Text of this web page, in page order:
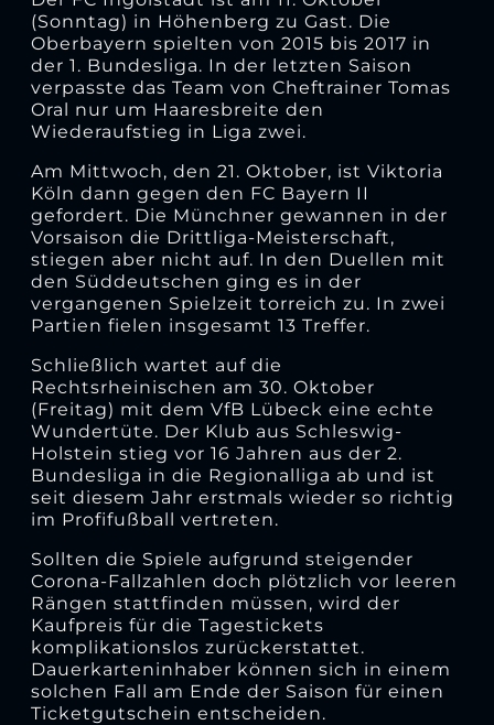
(Sonntag) in Höhenberg zu Gast. Die
Oberbayern spielten von 2015 bis 2017 in
der 1. Bundesliga. In der letzten Saison
verpasste das Team von Cheftrainer Tomas
Oral nur um Haaresbreite den
Wiederaufstieg in Liga zwei.
Am Mittwoch, den 21. Oktober, ist Viktoria
Köln dann gegen den FC Bayern II
gefordert. Die Münchner gewannen in der
Vorsaison die Drittliga-Meisterschaft,
stiegen aber nicht auf. In den Duellen mit
den Süddeutschen ging es in der
vergangenen Spielzeit torreich zu. In zwei
Partien fielen insgesamt 13 Treffer.
Schließlich wartet auf die
Rechtsrheinischen am 30. Oktober
(Freitag) mit dem VfB Lübeck eine echte
Wundertüte. Der Klub aus Schleswig-
Holstein stieg vor 16 Jahren aus der 2.
Bundesliga in die Regionalliga ab und ist
seit diesem Jahr erstmals wieder so richtig
im Profifußball vertreten.
Sollten die Spiele aufgrund steigender
Corona-Fallzahlen doch plötzlich vor leeren
Rängen stattfinden müssen, wird der
Kaufpreis für die Tagestickets
komplikationslos zurückerstattet.
Dauerkarteninhaber können sich in einem
solchen Fall am Ende der Saison für einen
Ticketgutschein entscheiden.